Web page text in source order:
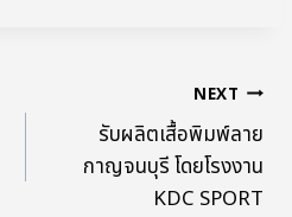
NEXT
รับผลิตเสื้อพิมพ์ลาย
กาญจนบุรี โดยโรงงาน
KDC SPORT